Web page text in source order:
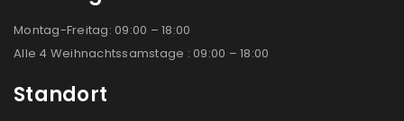
Montag-Freitag: 09:00 – 18:00
Alle 4 Weihnachtssamstage : 09:00 – 18:00
Standort